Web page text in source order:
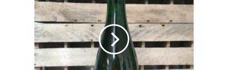
Franches